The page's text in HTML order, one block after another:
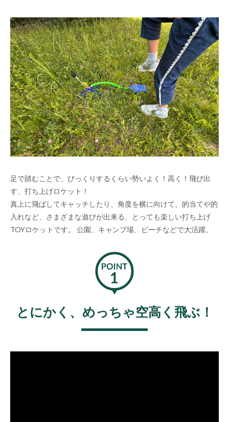
足で踏むことで、びっくりするくらい勢いよく！高く！飛び出
す、打ち上げロケット！
真上に飛ばしてキャッチしたり、角度を横に向けて、的当てや的
入れなど、さまざまな遊びが出来る、とっても楽しい打ち上げ
TOYロケットです。 公園、キャンプ場、ビーチなどで大活躍。
とにかく、めっちゃ空高く飛ぶ！